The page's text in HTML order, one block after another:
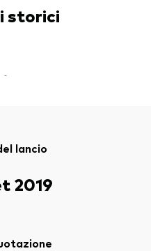
storici
-
lancio
2019